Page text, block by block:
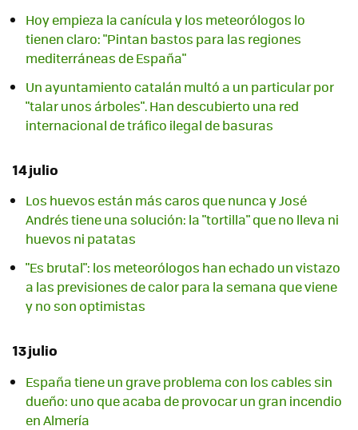
Hoy empieza la canícula y los meteorólogos lo
tienen claro: "Pintan bastos para las regiones
mediterráneas de España"
Un ayuntamiento catalán multó a un particular por
"talar unos árboles". Han descubierto una red
internacional de tráfico ilegal de basuras
14 julio
Los huevos están más caros que nunca y José
Andrés tiene una solución: la "tortilla" que no lleva ni
huevos ni patatas
"Es brutal": los meteorólogos han echado un vistazo
a las previsiones de calor para la semana que viene
y no son optimistas
13 julio
España tiene un grave problema con los cables sin
dueño: uno que acaba de provocar un gran incendio
en Almería